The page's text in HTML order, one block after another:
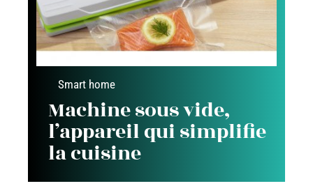
Smart home
Machine sous vide,
l’appareil qui simplifie
la cuisine